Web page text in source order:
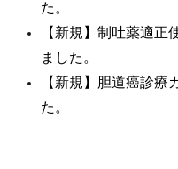
た。
【新規】制吐薬適正
ました。
【新規】胆道癌診療
た。